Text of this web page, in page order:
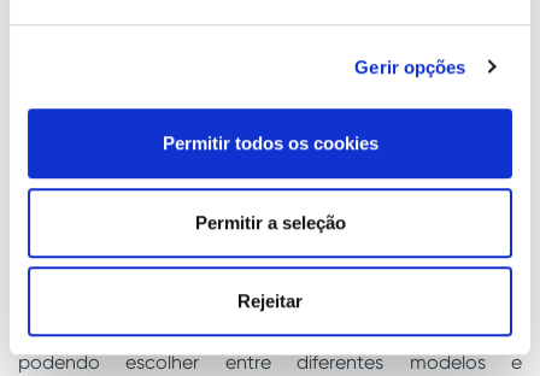
Gerir opções
Permitir todos os cookies
Permitir a seleção
Rejeitar
Eletrifique a sua frota de
veículos com a Cooltra
Na Cooltra, sabemos o quão importante é para as
organizações encontrar soluções de mobilidade
sustentável eficazes, uma vez que temos
mais de 10
anos de experiênciaa oferecer este serviço a empresas e
entidades de administração pública, em sete países da
Europa.
serviço de renting
aluguer por meses de scooters ou bicicletas elétricas,
podendo escolher entre diferentes modelos e